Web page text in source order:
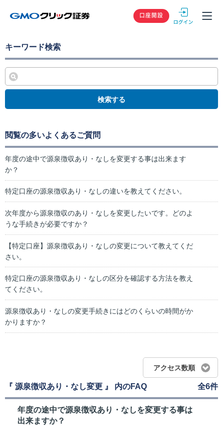
GMOクリック
口座開設
キーワード検索
検索する
閲覧の多いよくあるご質問
年度の途中で源泉徴収あり・なしを変更する事は出来ます
か？
特定口座の源泉徴収あり・なしの違いを教えてください。
次年度から源泉徴収のあり・なしを変更したいです。どのよ
うな手続きが必要ですか？
【特定口座】源泉徴収あり・なしの変更について教えてくだ
さい。
特定口座の源泉徴収あり・なしの区分を確認する方法を教え
てください。
源泉徴収あり・なしの変更手続きにはどのくらいの時間がか
かりますか？
アクセス数順
『 源泉徴収あり・なし変更 』 内のFAQ 全6件
年度の途中で源泉徴収あり・なしを変更する事は
出来ますか？